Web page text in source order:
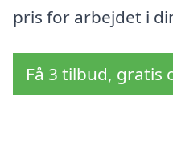
pris for arbejdet i
Få 3 tilbud, gratis